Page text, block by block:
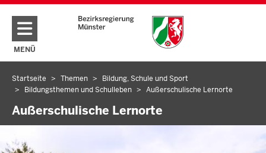
Direkt zum Inhalt
MENÜ
NAVIGATION AKTIVIEREN/DEAKTIVIEREN: HAUPTMENÜ
Sie
befinden
sich
hier
Startseite Themen
Bildung, Schule und Sport
Bildungsthemen und Schulleben
Außerschulische Lernorte
Außerschulische Lernorte